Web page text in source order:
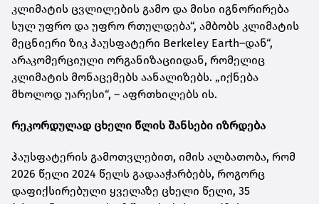
კლიმატის ცვლილების გამო და მისი იგნორირება
სულ უფრო და უფრო რთულდება“, ამბობს კლიმატის
მეცნიერი ზიკ ჰაუსფატერი Berkeley Earth–დან“,
არაკომერციული ორგანიზაციიდან, რომელიც
კლიმატის მონაცემებს აანალიზებს. „იქნება
მხოლოდ უარესი“, – აფრთხილებს ის.
რეკორდულად ცხელი წლის შანსები იზრდება
ჰაუსფატერის გამოთვლებით, იმის ალბათობა, რომ
2026 წელი 2024 წელს გადააჭარბებს, როგორც
დაფიქსირებული ყველაზე ცხელი წელი, 35